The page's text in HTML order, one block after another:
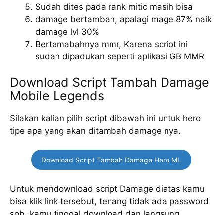
Sudah dites pada rank mitic masih bisa
damage bertambah, apalagi mage 87% naik
damage lvl 30%
Bertamabahnya mmr, Karena scriot ini
sudah dipadukan seperti aplikasi GB MMR
Download Script Tambah Damage
Mobile Legends
Silakan kalian pilih script dibawah ini untuk hero
tipe apa yang akan ditambah damage nya.
Download Script Tambah Damage Hero ML
Untuk mendownload script Damage diatas kamu
bisa klik link tersebut, tenang tidak ada password